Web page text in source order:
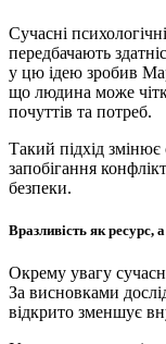
Сучасні
передбачають
у цю ідею зробив
що людина може
почуттів та потреб.
Такий підхід змінює
запобігання
безпеки.
Вразливість як ресурс,
Окрему увагу
За висновками
відкрито зменшує